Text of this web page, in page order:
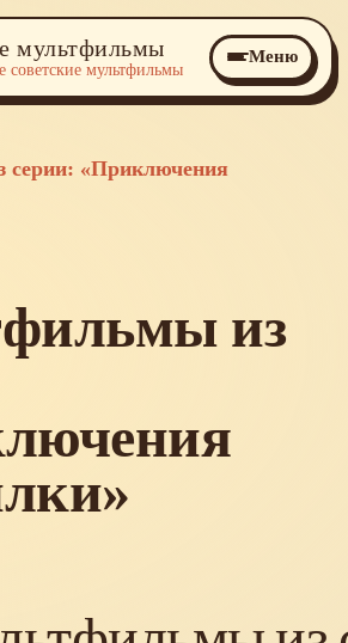
мультфильмы
советские мультфильмы
Меню
«Приключения
из